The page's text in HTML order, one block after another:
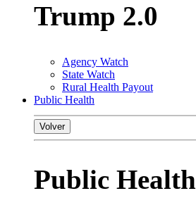
Trump 2.0
Agency Watch
State Watch
Rural Health Payout
Public Health
Volver
Public Health